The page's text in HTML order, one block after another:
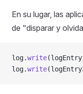
En su lugar, las
de "disparar y
log.write
log.write